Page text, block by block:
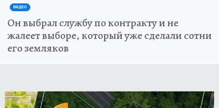
ВИДЕО
Он выбрал службу по контракту и не
жалеет выборе, который уже сделали сотни
его земляков